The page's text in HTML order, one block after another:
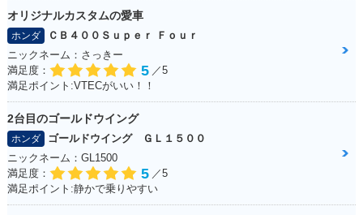
オリジナルカスタムの愛車
ホンダ
ＣＢ４００Ｓｕｐｅｒ Ｆｏｕｒ
ニックネーム：さっきー
満足度：
5 ／5
満足ポイント:VTECがいい！！
2台目のゴールドウイング
ホンダ
ゴールドウイング ＧＬ１５００
ニックネーム：GL1500
満足度：
5 ／5
満足ポイント:静かで乗りやすい